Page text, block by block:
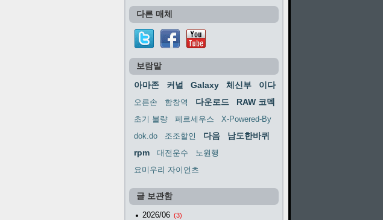
다른 매체
보람말
아마존 커널 Galaxy 체신부 이다
오른손 함창역 다운로드 RAW 코덱
초기 불량 페르세우스
X-Powered-By
dok.do
조조할인 다음
남도한바퀴
rpm
대전운수
노원행
요미우리 자이언츠
글 보관함
2026/06 (3)